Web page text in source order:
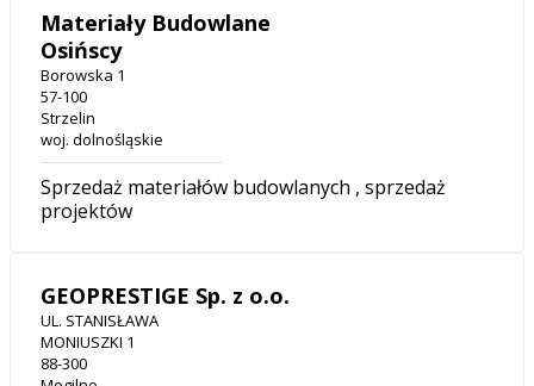
Materiały Budowlane
Osińscy
Borowska 1
57-100
Strzelin
woj. dolnośląskie
Sprzedaż materiałów budowlanych , sprzedaż
projektów
GEOPRESTIGE Sp. z o.o.
UL. STANISŁAWA
MONIUSZKI 1
88-300